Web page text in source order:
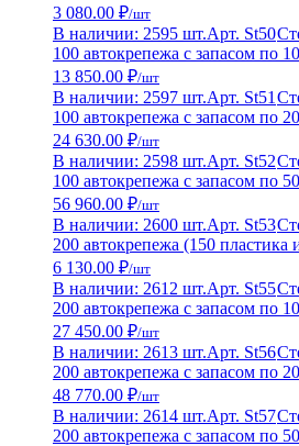
3 080.00 ₽/шт
В наличии: 2595 шт.Арт. St50
100 автокрепежа с запасом по
13 850.00 ₽/шт
В наличии: 2597 шт.Арт. St51
100 автокрепежа с запасом по
24 630.00 ₽/шт
В наличии: 2598 шт.Арт. St52
100 автокрепежа с запасом по
56 960.00 ₽/шт
В наличии: 2600 шт.Арт. St53
200 автокрепежа (150 пластика
6 130.00 ₽/шт
В наличии: 2612 шт.Арт. St55
200 автокрепежа с запасом по
27 450.00 ₽/шт
В наличии: 2613 шт.Арт. St56
200 автокрепежа с запасом по
48 770.00 ₽/шт
В наличии: 2614 шт.Арт. St57
200 автокрепежа с запасом по